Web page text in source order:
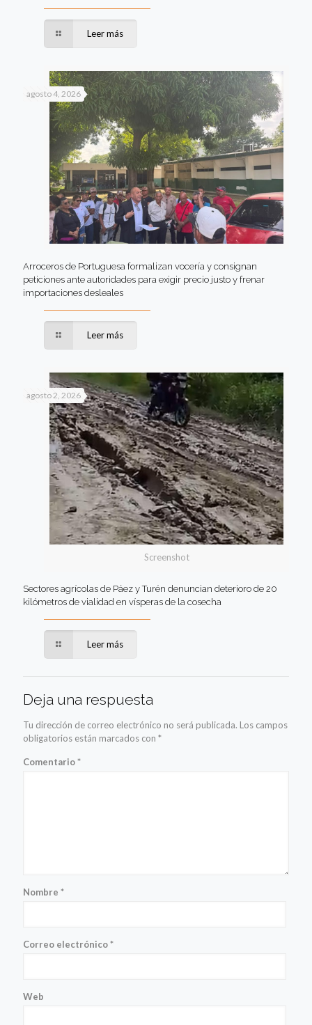
Leer más
agosto 4, 2026
Arroceros de Portuguesa formalizan vocería y consignan
peticiones ante autoridades para exigir precio justo y frenar
importaciones desleales
Leer más
Screenshot
agosto 2, 2026
Sectores agrícolas de Páez y Turén denuncian deterioro de 20
kilómetros de vialidad en vísperas de la cosecha
Leer más
Deja una respuesta
Tu dirección de correo electrónico no será publicada. Los campos
obligatorios están marcados con *
Comentario*
Nombre *
Correo electrónico*
Web